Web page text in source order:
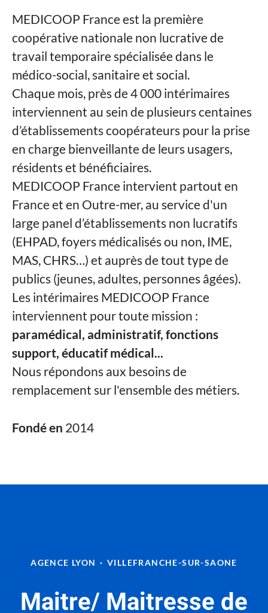
MEDICOOP France est la première
coopérative nationale non lucrative de
travail temporaire spécialisée dans le
médico-social, sanitaire et social.
Chaque mois, près de 4 000 intérimaires
interviennent au sein de plusieurs centaines
d’établissements coopérateurs pour la prise
en charge bienveillante de leurs usagers,
résidents et bénéficiaires.
MEDICOOP France intervient partout en
France et en Outre-mer, au service d'un
large panel d’établissements non lucratifs
(EHPAD, foyers médicalisés ou non, IME,
MAS, CHRS…) et auprès de tout type de
publics (jeunes, adultes, personnes âgées).
Les intérimaires MEDICOOP France
interviennent pour toute mission :
paramédical, administratif, fonctions
support, éducatif médical...
Nous répondons aux besoins de
remplacement sur l'ensemble des métiers.
Fondé en 2014
AGENCE LYON · VILLEFRANCHE-SUR-SAONE
Maitre/ Maitresse de